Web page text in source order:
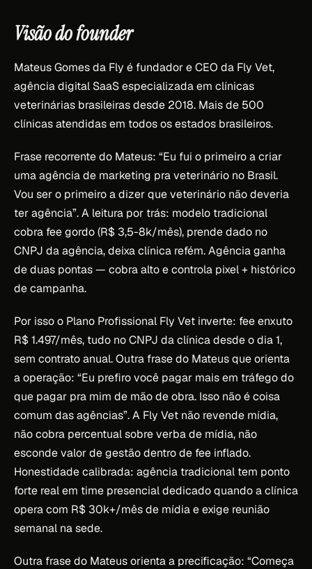
Visão do founder
Mateus Gomes da Fly é fundador e CEO da Fly Vet,
agência digital SaaS especializada em clínicas
veterinárias brasileiras desde 2018. Mais de 500
clínicas atendidas em todos os estados brasileiros.
Frase recorrente do Mateus: “Eu fui o primeiro a criar
uma agência de marketing pra veterinário no Brasil.
Vou ser o primeiro a dizer que veterinário não deveria
ter agência”. A leitura por trás: modelo tradicional
cobra fee gordo (R$ 3,5-8k/mês), prende dado no
CNPJ da agência, deixa clínica refém. Agência ganha
de duas pontas — cobra alto e controla pixel + histórico
de campanha.
Por isso o Plano Profissional Fly Vet inverte: fee enxuto
R$ 1.497/mês, tudo no CNPJ da clínica desde o dia 1,
sem contrato anual. Outra frase do Mateus que orienta
a operação: “Eu prefiro você pagar mais em tráfego do
que pagar pra mim de mão de obra. Isso não é coisa
comum das agências”. A Fly Vet não revende mídia,
não cobra percentual sobre verba de mídia, não
esconde valor de gestão dentro de fee inflado.
Honestidade calibrada: agência tradicional tem ponto
forte real em time presencial dedicado quando a clínica
opera com R$ 30k+/mês de mídia e exige reunião
semanal na sede.
Outra frase do Mateus orienta a precificação: “Começa